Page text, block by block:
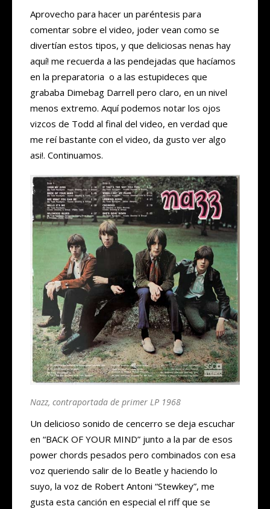
Aprovecho para hacer un paréntesis para
comentar sobre el video, joder vean como se
divertían estos tipos, y que deliciosas nenas hay
aquí! me recuerda a las pendejadas que hacíamos
en la preparatoria o a las estupideces que
grababa Dimebag Darrell pero claro, en un nivel
menos extremo. Aquí podemos notar los ojos
vizcos de Todd al final del video, en verdad que
me reí bastante con el video, da gusto ver algo
asi!. Continuamos.
Nazz, contraportada de primer LP 1968
Un delicioso sonido de cencerro se deja escuchar
en “BACK OF YOUR MIND” junto a la par de esos
power chords pesados pero combinados con esa
voz queriendo salir de lo Beatle y haciendo lo
suyo, la voz de Robert Antoni “Stewkey”, me
gusta esta canción en especial el riff que se